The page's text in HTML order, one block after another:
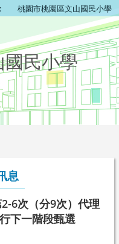
桃園市桃園區文山國民小學
民小學
息
6次（分9次）代理
下一階段甄選